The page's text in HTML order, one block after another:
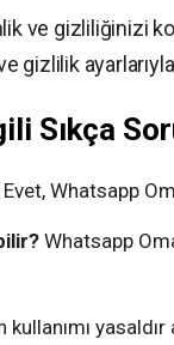
ve gizliliğinizi
ayarlarıyla
Sıkça
Evet, Whatsapp
Whatsapp
kullanımı